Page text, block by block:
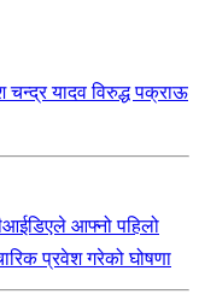
चन्द्र यादव विरुद्ध पक्राऊ
आफ्नो पहिलो
प्रवेश गरेको घोषणा